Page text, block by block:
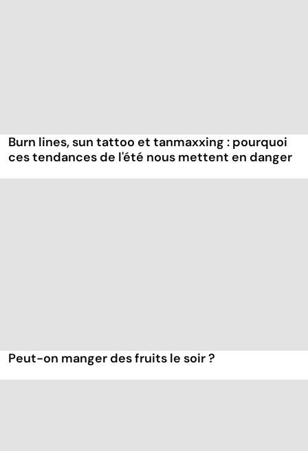
Burn lines, sun tattoo et tanmaxxing : pourquoi
ces tendances de l'été nous mettent en danger
Peut-on manger des fruits le soir ?